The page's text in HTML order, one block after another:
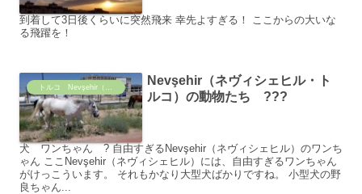
到着して3日後くらいに突然飛来 幸先よすぎる！ ここからの大いな
る飛躍を！
トルコ Nevşehir（ネヴィシェヒル）の日常
Nevşehir（ネヴィシェヒル・ト
ルコ）の動物たち ???
犬 ワンちゃん ? 自由すぎるNevşehir（ネヴィシェヒル）のワンち
ゃん ここNevşehir（ネヴィシェヒル）には、自由すぎるワンちゃん
がけっこういます。 それもかなり大型犬ばかりですね。 小型犬の野
良ちゃん...